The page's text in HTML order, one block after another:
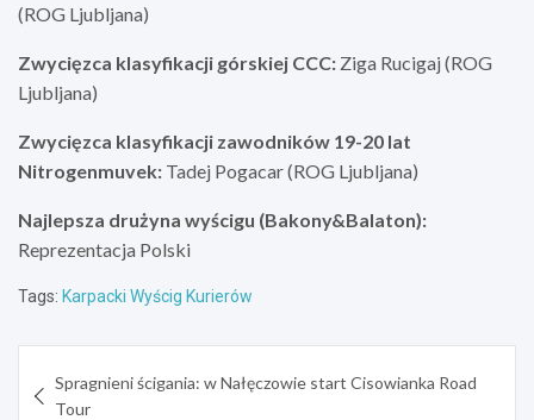
(ROG Ljubljana)
Zwycięzca klasyfikacji górskiej CCC: Ziga Rucigaj (ROG
Ljubljana)
Zwycięzca klasyfikacji zawodników 19-20 lat
Nitrogenmuvek: Tadej Pogacar (ROG Ljubljana)
Najlepsza drużyna wyścigu (Bakony&Balaton):
Reprezentacja Polski
Tags: Karpacki Wyścig Kurierów
wpisu
Spragnieni ścigania: w Nałęczowie start Cisowianka Road
Tour